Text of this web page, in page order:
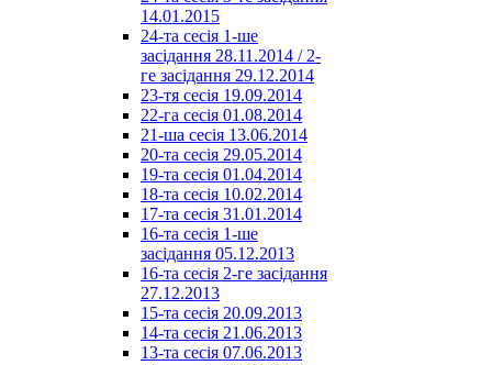
14.01.2015
24-та сесія 1-ше
засідання 28.11.2014 / 2-
ге засідання 29.12.2014
23-тя сесія 19.09.2014
22-га сесія 01.08.2014
21-ша сесія 13.06.2014
20-та сесія 29.05.2014
19-та сесія 01.04.2014
18-та сесія 10.02.2014
17-та сесія 31.01.2014
16-та сесія 1-ше
засідання 05.12.2013
16-та сесія 2-ге засідання
27.12.2013
15-та сесія 20.09.2013
14-та сесія 21.06.2013
13-та сесія 07.06.2013